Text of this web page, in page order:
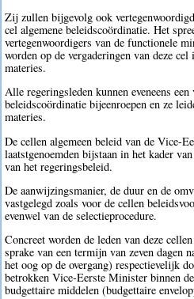
Zij zullen bijgevolg ook
cel algemene beleidscoördinatie. Het
vertegenwoordigers van de functionele
worden op de vergaderingen van deze
materies.
Alle regeringsleden kunnen eveneens
beleidscoördinatie bijeenroepen en ze
materies.
De cellen algemeen beleid van de Vice-
laatstgenoemden bijstaan in het kader
van het regeringsbeleid.
De aanwijzingsmanier, de duur en de
vastgelegd zoals voor de cellen
evenwel van de selectieprocedure.
Concreet worden de leden van deze
sprake van een termijn van zeven dagen
het oog op de overgang) respectievelijk
betrokken Vice-Eerste Minister binnen
budgettaire middelen (budgettaire